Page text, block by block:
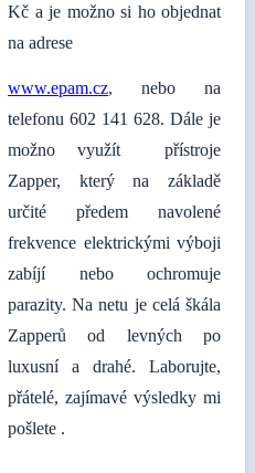
Kč a je možno si ho objednat
na adrese
www.epam.cz, nebo na
telefonu 602 141 628. Dále je
možno využít přístroje
Zapper, který na základě
určité předem navolené
frekvence elektrickými výboji
zabíjí nebo ochromuje
parazity. Na netu je celá škála
Zapperů od levných po
luxusní a drahé. Laborujte,
přátelé, zajímavé výsledky mi
pošlete .